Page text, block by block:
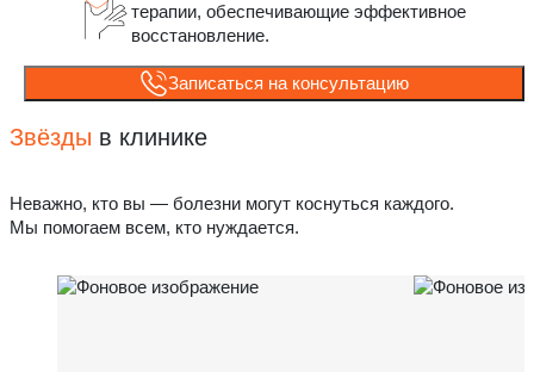
терапии, обеспечивающие эффективное
восстановление.
Записаться на консультацию
Звёзды в клинике
Неважно, кто вы — болезни могут коснуться каждого.
Мы помогаем всем, кто нуждается.